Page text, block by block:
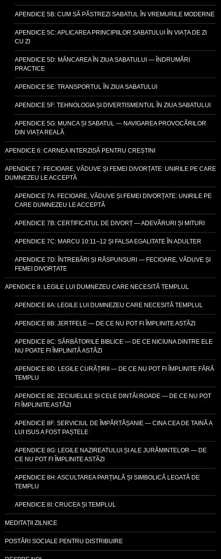
APENDICE 5B: CUM SĂ PĂSTREZI SABATUL ÎN VREMURILE MODERNE
APENDICE 5C: APLICAREA PRINCIPIILOR SABATULUI ÎN VIAȚA DE ZI
CU ZI
APENDICE 5D: MÂNCAREA ÎN ZIUA SABATULUI — ÎNDRUMĂRI
PRACTICE
APENDICE 5E: TRANSPORTUL ÎN ZIUA SABATULUI
APENDICE 5F: TEHNOLOGIA ȘI DIVERTISMENTUL ÎN ZIUA SABATULUI
APENDICE 5G: MUNCA ȘI SABATUL — NAVIGAREA PROVOCĂRILOR
DIN VIAȚA REALĂ
APENDICE 6: CARNEA INTERZISĂ PENTRU CREȘTINI
APENDICE 7: FECIOARE, VĂDUVE ȘI FEMEI DIVORȚATE: UNIRILE PE CARE
DUMNEZEU LE ACCEPTĂ
APENDICE 7A: FECIOARE, VĂDUVE ȘI FEMEI DIVORȚATE: UNIRILE PE
CARE DUMNEZEU LE ACCEPTĂ
APENDICE 7B: CERTIFICATUL DE DIVORȚ — ADEVĂRURI ȘI MITURI
APENDICE 7C: MARCU 10:11–12 ȘI FALSA EGALITATE ÎN ADULTER
APENDICE 7D: ÎNTREBĂRI ȘI RĂSPUNSURI — FECIOARE, VĂDUVE ȘI
FEMEI DIVORȚATE
APENDICE 8: LEGILE LUI DUMNEZEU CARE NECESITĂ TEMPLUL
APENDICE 8A: LEGILE LUI DUMNEZEU CARE NECESITĂ TEMPLUL
APENDICE 8B: JERTFELE — DE CE NU POT FI ÎMPLINITE ASTĂZI
APENDICE 8C: SĂRBĂTORILE BIBLICE — DE CE NICIUNA DINTRE ELE
NU POATE FI ÎMPLINITĂ ASTĂZI
APENDICE 8D: LEGILE CURĂȚIRII — DE CE NU POT FI ÎMPLINITE FĂRĂ
TEMPLU
APENDICE 8E: ZECIUIELILE ȘI CELE DINTÂI ROADE — DE CE NU POT
FI ÎMPLINITE ASTĂZI
APENDICE 8F: SERVICIUL DE ÎMPĂRTĂȘANIE — CINA CEA DE TAINĂ A
LUI ISUS A FOST PAȘTELE
APENDICE 8G: LEGILE NAZIREATULUI ȘI ALE JURĂMINTELOR — DE
CE NU POT FI ÎMPLINITE ASTĂZI
APENDICE 8H: ASCULTAREA PARȚIALĂ ȘI SIMBOLICĂ LEGATĂ DE
TEMPLU
APENDICE 8I: CRUCEA ȘI TEMPLUL
MEDITAȚII ZILNICE
POSTĂRI SOCIALE PENTRU DISTRIBUIRE